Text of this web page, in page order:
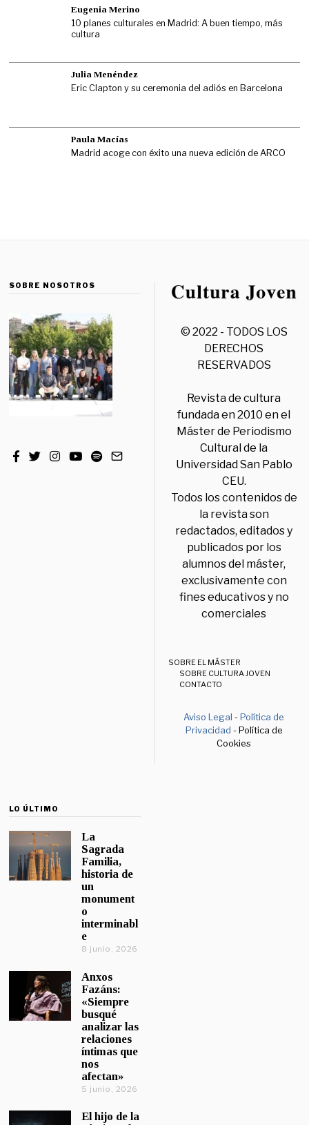
Eugenia Merino
10 planes culturales en Madrid: A buen tiempo, más
cultura
Julia Menéndez
Eric Clapton y su ceremonia del adiós en Barcelona
Paula Macías
Madrid acoge con éxito una nueva edición de ARCO
SOBRE NOSOTROS
© 2022 - TODOS LOS
DERECHOS
RESERVADOS
Revista de cultura
fundada en 2010 en el
Máster de Periodismo
Cultural de la
Universidad San Pablo
CEU.
Todos los contenidos de
la revista son
redactados, editados y
publicados por los
alumnos del máster,
exclusivamente con
fines educativos y no
comerciales
SOBRE EL MÁSTER
SOBRE CULTURA JOVEN
CONTACTO
Aviso Legal -Política de
Privacidad - Política de
Cookies
LO ÚLTIMO
La
Sagrada
Familia,
historia de
un
monument
o
interminabl
e
8 junio, 2026
Anxos
Fazáns:
«Siempre
busqué
analizar las
relaciones
íntimas que
nos
afectan»
5 junio, 2026
El hijo de la